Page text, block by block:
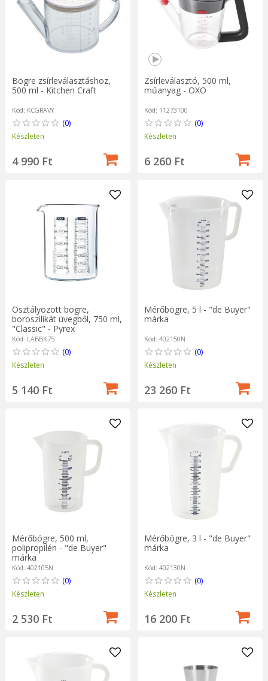
Bögre zsírleválasztáshoz,
500 ml - Kitchen Craft
Kód: KCGRAVY
(0)
Készleten
4 990 Ft
Zsírleválasztó, 500 ml,
műanyag - OXO
Kód: 11273100
(0)
Készleten
6 260 Ft
Osztályozott bögre,
boroszilikát üvegből, 750 ml,
"Classic" - Pyrex
Kód: LABBK75
(0)
Készleten
5 140 Ft
Mérőbögre, 5 l - "de Buyer"
márka
Kód: 402150N
(0)
Készleten
23 260 Ft
Mérőbögre, 500 ml,
polipropilén - "de Buyer"
márka
Kód: 402105N
(0)
Készleten
2 530 Ft
Mérőbögre, 3 l - "de Buyer"
márka
Kód: 402130N
(0)
Készleten
16 200 Ft